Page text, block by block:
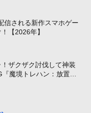
信される新作スマホゲー
【2026年】
ザクザク討伐して神装
魔境トレハン：放置で
】